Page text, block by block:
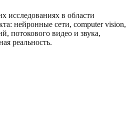
исследованиях в области
нейронные сети, computer vision,
потокового видео и звука,
реальность.